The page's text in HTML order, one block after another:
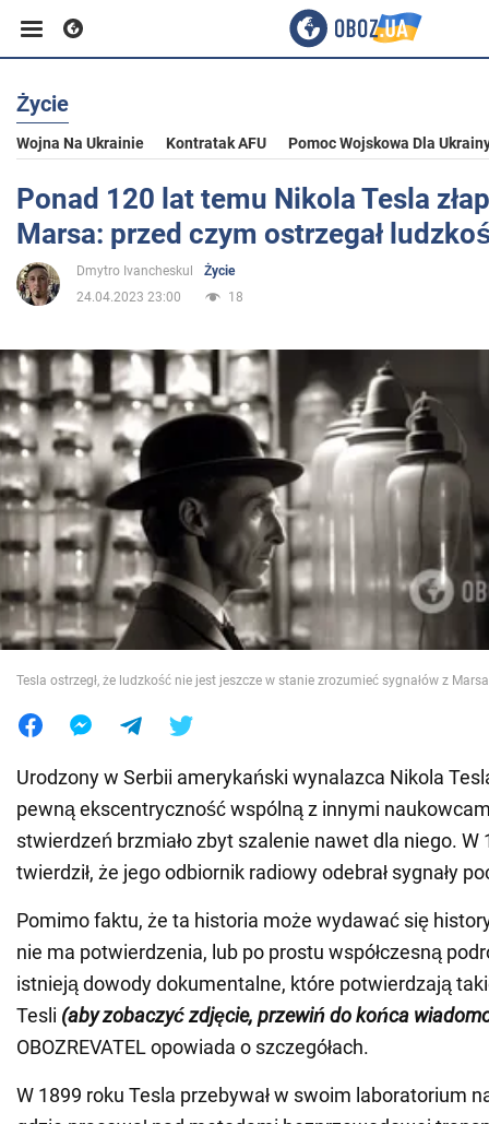
Biznes
Sport
Rozrywka
Polityka
Społeczeństwo
Wojna na Ukrainie
Świat
Jedzenie
Życie
Wojna Na Ukrainie Kontratak AFU Pomoc Wojskowa Dla
Ponad 120 lat temu Nikola Tesla
Marsa: przed czym ostrzegał
Dmytro Ivancheskul
Życie
24.04.2023 23:00
18
Tesla ostrzegł, że ludzkość nie jest jeszcze w stanie zrozumieć sygnałów z Marsa
Urodzony w Serbii amerykański wynalazca Nikola
pewną ekscentryczność wspólną z innymi
stwierdzeń brzmiało zbyt szalenie nawet dla niego. W
twierdził, że jego odbiornik radiowy odebrał sygnały
Pomimo faktu, że ta historia może wydawać się
nie ma potwierdzenia, lub po prostu współczesną
istnieją dowody dokumentalne, które potwierdzają
Tesli (aby zobaczyć zdjęcie, przewiń do końca
OBOZREVATEL opowiada o szczegółach.
W 1899 roku Tesla przebywał w swoim laboratorium